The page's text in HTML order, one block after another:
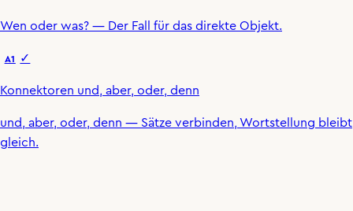
Wen oder was? — Der Fall für das direkte Objekt.
A1 ✓
Konnektoren und, aber, oder, denn
und, aber, oder, denn — Sätze verbinden, Wortstellung bleibt
gleich.